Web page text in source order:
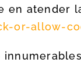
en atender
or-allow-